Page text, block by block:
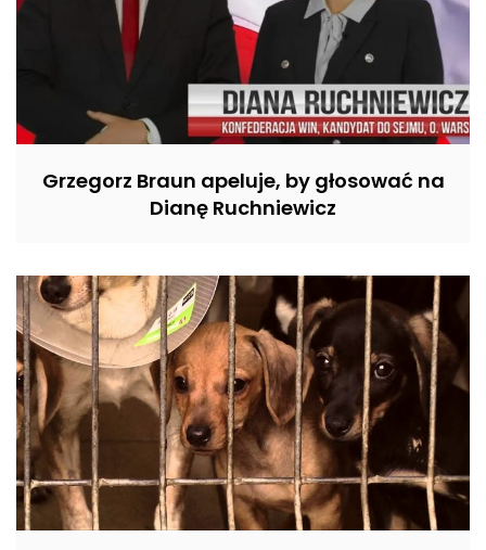
Grzegorz Braun apeluje, by głosować na
Dianę Ruchniewicz